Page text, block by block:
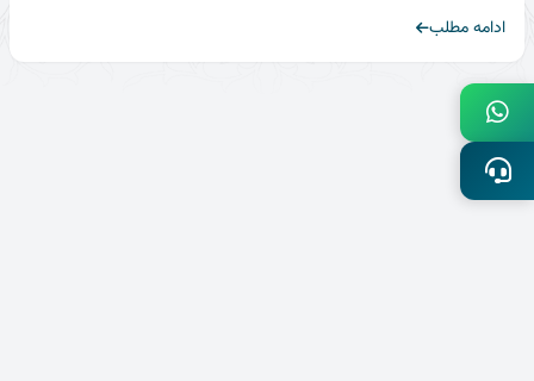
ادامه مطلب